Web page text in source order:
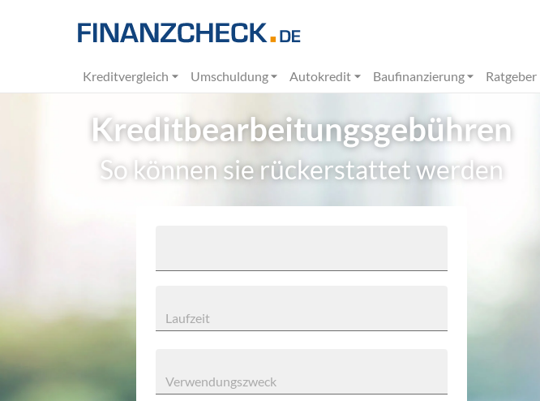
Kreditvergleich Umschuldung Autokredit Baufinanzierung Ratgeber
Kreditbearbeitungsgebühren
So können sie rückerstattet werden
Laufzeit
Verwendungszweck